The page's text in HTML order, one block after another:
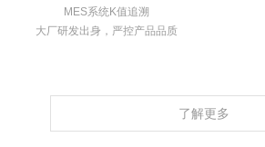
MES系统K值追溯
大厂研发出身，严控产品品质
了解更多